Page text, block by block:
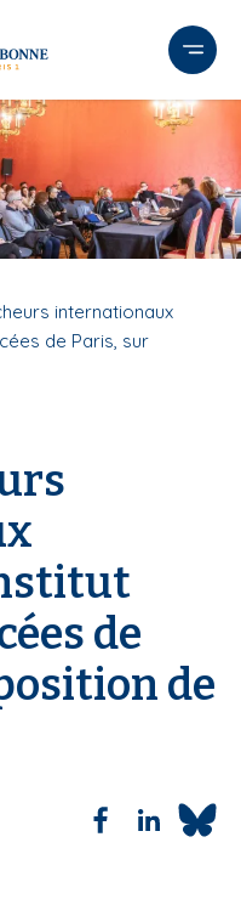
internationaux
de Paris, sur
de
de